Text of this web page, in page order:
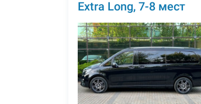
Extra Long, 7-8 мест